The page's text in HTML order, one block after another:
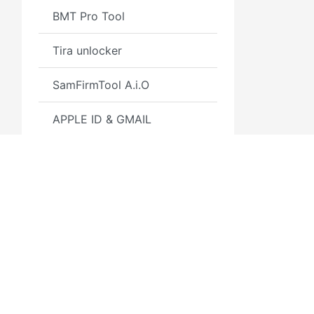
BMT Pro Tool
Tira unlocker
SamFirmTool A.i.O
APPLE ID & GMAIL